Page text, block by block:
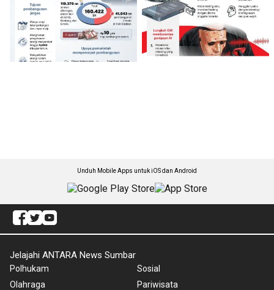
Unduh Mobile Apps untuk iOS dan Android
Jelajahi ANTARA News Sumbar
Polhukam
Olahraga
Sosial
Pariwisata